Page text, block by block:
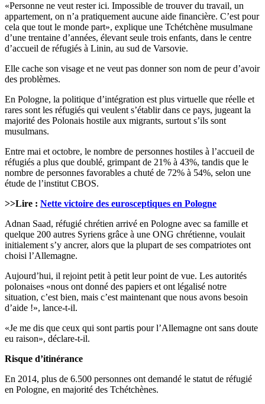
«Personne ne veut rester ici. Impossible de trouver du travail, un
appartement, on n’a pratiquement aucune aide financière. C’est pour
cela que tout le monde part», explique une Tchétchène musulmane
d’une trentaine d’années, élevant seule trois enfants, dans le centre
d’accueil de réfugiés à Linin, au sud de Varsovie.
Elle cache son visage et ne veut pas donner son nom de peur d’avoir
des problèmes.
En Pologne, la politique d’intégration est plus virtuelle que réelle et
rares sont les réfugiés qui veulent s’établir dans ce pays, jugeant la
majorité des Polonais hostile aux migrants, surtout s’ils sont
musulmans.
Entre mai et octobre, le nombre de personnes hostiles à l’accueil de
réfugiés a plus que doublé, grimpant de 21% à 43%, tandis que le
nombre de personnes favorables a chuté de 72% à 54%, selon une
étude de l’institut CBOS.
>>Lire : Nette victoire des eurosceptiques en Pologne
Adnan Saad, réfugié chrétien arrivé en Pologne avec sa famille et
quelque 200 autres Syriens grâce à une ONG chrétienne, voulait
initialement s’y ancrer, alors que la plupart de ses compatriotes ont
choisi l’Allemagne.
Aujourd’hui, il rejoint petit à petit leur point de vue. Les autorités
polonaises «nous ont donné des papiers et ont légalisé notre
situation, c’est bien, mais c’est maintenant que nous avons besoin
d’aide !», lance-t-il.
«Je me dis que ceux qui sont partis pour l’Allemagne ont sans doute
eu raison», déclare-t-il.
Risque d’itinérance
En 2014, plus de 6.500 personnes ont demandé le statut de réfugié
en Pologne, en majorité des Tchétchènes.